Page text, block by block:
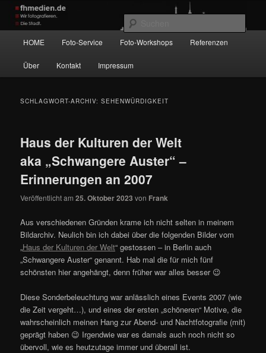
Zum
primären
Inhalt
springen
Zum
sekundären
Inhalt
springen
Wir fotografieren die Hauptstadt!
HOME Foto-Service Foto-Workshops Referenzen
Über Kontakt Impressum
SCHLAGWORT-ARCHIV:SEHENWÜRDIGKEIT
Haus der Kulturen der Welt
aka „Schwangere Auster“ –
Erinnerungen an 2007
Veröffentlicht am25. Oktober 2023 von Frank
Aus verschiedenen Gründen krame ich nicht selten in meinem
Bildarchiv. Neulich bin ich dabei über die folgenden Bilder vom
„Haus der Kulturen der Welt“ gestossen – in Berlin auch
„Schwangere Auster“ genannt. Hab mal die für mich fünf
schönsten hier angehängt, denn früher war alles besser 😉
Diese Sonderbeleuchtung war anlässlich eines Events 2007 (wie
die Zeit vergeht…), und eines der ersten „schöneren“ Motive, die
wahrscheinlich meinen Hang zur Abend- und Nachtfotografie (mit)
geprägt haben 😉 Irgendwie war es damals auch noch nicht so
übervoll, wie es heutzutage immer und überall ist.